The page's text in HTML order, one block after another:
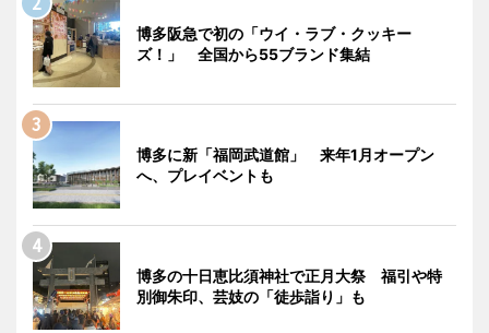
博多阪急で初の「ウイ・ラブ・クッキー
ズ！」 全国から55ブランド集結
博多に新「福岡武道館」 来年1月オープン
へ、プレイベントも
博多の十日恵比須神社で正月大祭 福引や特
別御朱印、芸妓の「徒歩詣り」も